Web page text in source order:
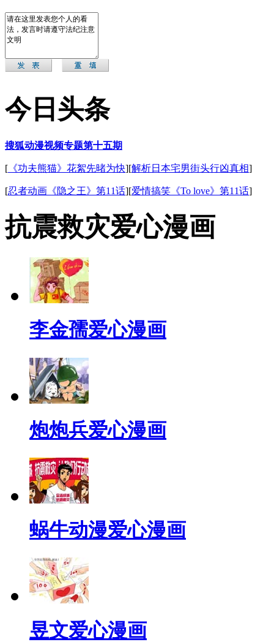
今日头条
搜狐动漫视频专题第十五期
[ 《功夫熊猫》花絮先暏为快][解析日本宅男街头行凶真相]
[忍者动画《隐之王》第11话][爱情搞笑《To love》第11话]
抗震救灾爱心漫画
李金孺爱心漫画
炮炮兵爱心漫画
蜗牛动漫爱心漫画
昱文爱心漫画